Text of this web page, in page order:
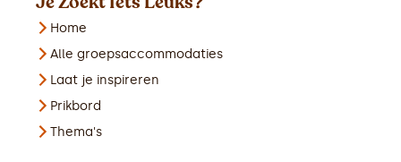
Home
Alle groepsaccommodaties
Laat je inspireren
Prikbord
Thema's